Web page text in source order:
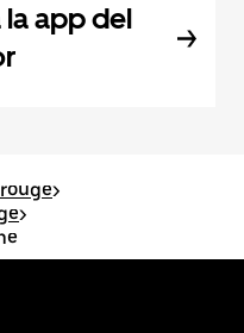
app del
>
>